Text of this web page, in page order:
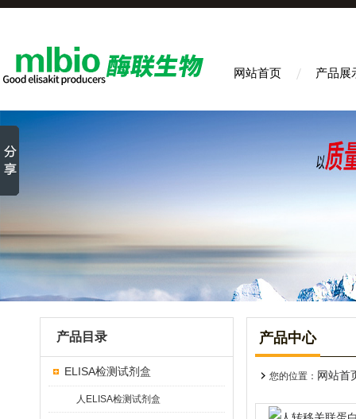
网站首页 产品展
产品目录
ELISA检测试剂盒
人ELISA检测试剂盒
产品中心
您的位置： 网站首